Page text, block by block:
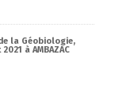
la Géobiologie,
à AMBAZAC